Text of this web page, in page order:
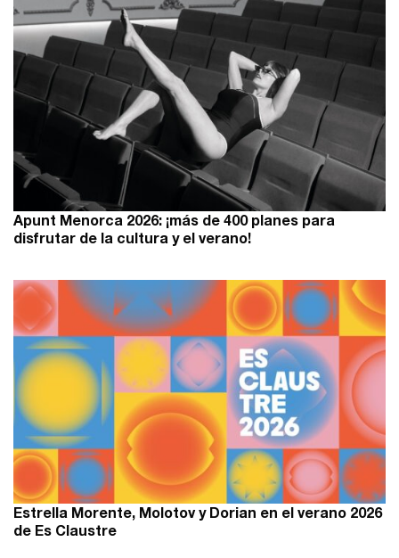
Apunt Menorca 2026: ¡más de 400 planes para
disfrutar de la cultura y el verano!
Estrella Morente, Molotov y Dorian en el verano 2026
de Es Claustre